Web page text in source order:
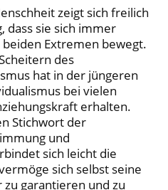
zeigt sich freilich
dass sie sich immer
Extremen bewegt.
des
hat in der jüngeren
bei vielen
erhalten.
Stichwort der
und
sich leicht die
sich selbst seine
garantieren und zu